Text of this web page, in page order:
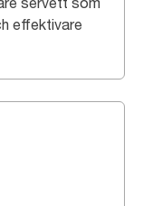
effektivare